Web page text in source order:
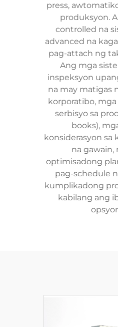
press,
produksyon.
controlled na
advanced na
pag-attach ng
Ang mga
inspeksyon
na may matigas
korporatibo,
serbisyo sa
books),
konsiderasyon sa
na gawain,
optimisadong
pag-schedule
kumplikadong
kabilang ang